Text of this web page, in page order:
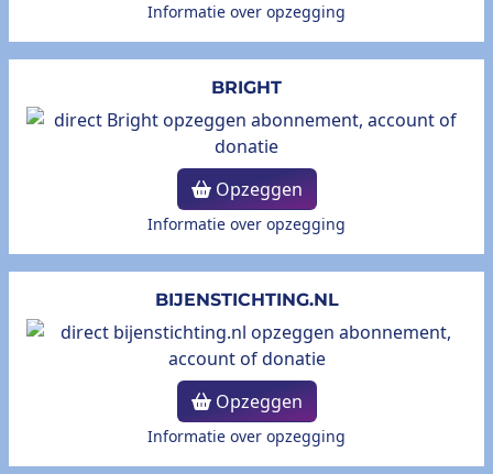
Informatie over opzegging
BRIGHT
Opzeggen
Informatie over opzegging
BIJENSTICHTING.NL
Opzeggen
Informatie over opzegging